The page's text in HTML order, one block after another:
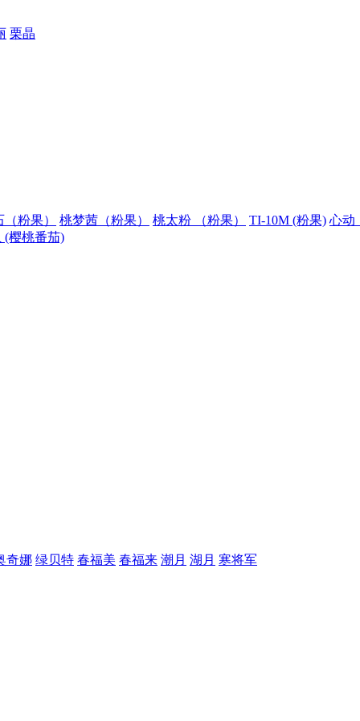
栗晶
粉果） 桃梦茜（粉果） 桃太粉 （粉果） TI-10M (粉果) 心动
(樱桃番茄)
奇娜 绿贝特 春福美 春福来 潮月 湖月 寒将军